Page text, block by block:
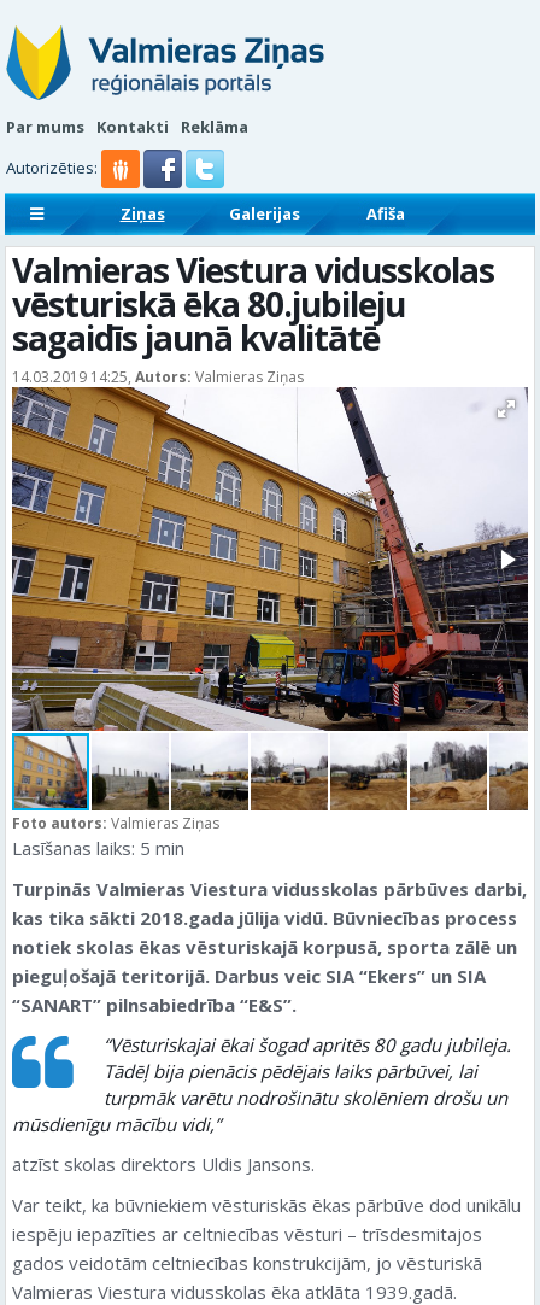
Par mums Kontakti
Reklāma
Autorizēties:
Ziņas Galerijas
Afiša
Sludinājumi
Reklāmraksti
Valmieras Viestura vidusskolas
vēsturiskā ēka 80.jubileju
sagaidīs jaunā kvalitātē
14.03.2019 14:25, Autors: Valmieras Ziņas
Foto autors: Valmieras Ziņas
Lasīšanas laiks: 5 min
Turpinās Valmieras Viestura vidusskolas pārbūves darbi,
kas tika sākti 2018.gada jūlija vidū. Būvniecības process
notiek skolas ēkas vēsturiskajā korpusā, sporta zālē un
pieguļošajā teritorijā. Darbus veic SIA “Ekers” un SIA
“SANART” pilnsabiedrība “E&S”.
“Vēsturiskajai ēkai šogad apritēs 80 gadu jubileja.
Tādēļ bija pienācis pēdējais laiks pārbūvei, lai
turpmāk varētu nodrošinātu skolēniem drošu un
mūsdienīgu mācību vidi,”
atzīst skolas direktors Uldis Jansons.
Var teikt, ka būvniekiem vēsturiskās ēkas pārbūve dod unikālu
iespēju iepazīties ar celtniecības vēsturi – trīsdesmitajos
gados veidotām celtniecības konstrukcijām, jo vēsturiskā
Valmieras Viestura vidusskolas ēka atklāta 1939.gadā.